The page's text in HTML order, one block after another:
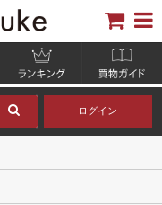
ログイン